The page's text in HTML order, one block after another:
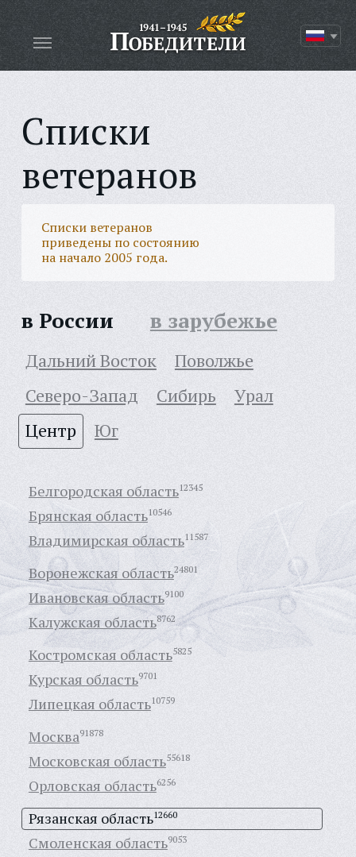
Списки
ветеранов
Списки ветеранов
приведены по состоянию
на начало 2005 года.
в России в зарубежье
Дальний Восток
Поволжье
Северо-Запад
Сибирь
Урал
Центр
Юг
Белгородская область12345
Брянская область10546
Владимирская область11587
Воронежская область24801
Ивановская область9100
Калужская область8762
Костромская область5825
Курская область9701
Липецкая область10759
Москва91878
Московская область55618
Орловская область6256
Рязанская область12660
Смоленская область9053